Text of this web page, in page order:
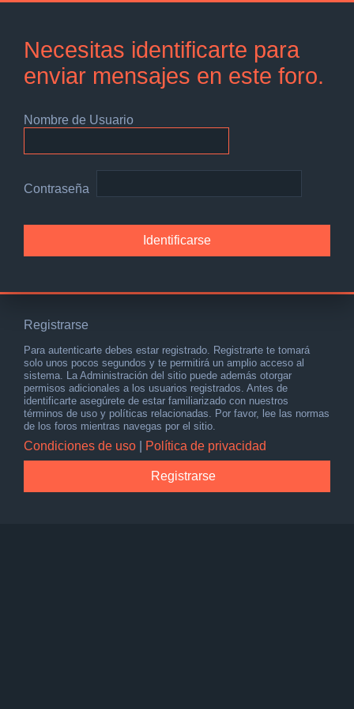
Necesitas identificarte para
enviar mensajes en este foro.
Nombre de Usuario
Contraseña
Registrarse
Para autenticarte debes estar registrado. Registrarte te tomará
solo unos pocos segundos y te permitirá un amplio acceso al
sistema. La Administración del sitio puede además otorgar
permisos adicionales a los usuarios registrados. Antes de
identificarte asegúrete de estar familiarizado con nuestros
términos de uso y políticas relacionadas. Por favor, lee las normas
de los foros mientras navegas por el sitio.
Condiciones de uso Política de privacidad
Registrarse